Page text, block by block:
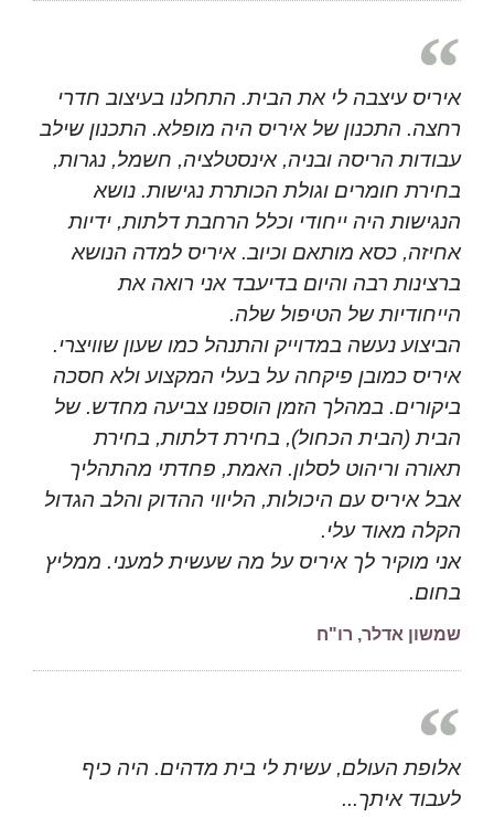
איריס עיצבה לי את הבית. התחלנו בעיצוב חדרי
רחצה. התכנון של איריס היה מופלא. התכנון שילב
עבודות הריסה ובניה, אינסטלציה, חשמל, נגרות,
בחירת חומרים וגולת הכותרת נגישות. נושא
הנגישות היה ייחודי וכלל הרחבת דלתות, ידיות
אחיזה, כסא מותאם וכיוב. איריס למדה הנושא
ברצינות רבה והיום בדיעבד אני רואה את
הייחודיות של הטיפול שלה.
הביצוע נעשה במדוייק והתנהל כמו שעון שוויצרי.
איריס כמובן פיקחה על בעלי המקצוע ולא חסכה
ביקורים. במהלך הזמן הוספנו צביעה מחדש. של
הבית (הבית הכחול), בחירת דלתות, בחירת
תאורה וריהוט לסלון. האמת, פחדתי מהתהליך
אבל איריס עם היכולות, הליווי ההדוק והלב הגדול
הקלה מאוד עלי.
אני מוקיר לך איריס על מה שעשית למעני. ממליץ
בחום.
שמשון אדלר, רו"ח
אלופת העולם, עשית לי בית מדהים. היה כיף
לעבוד איתך...